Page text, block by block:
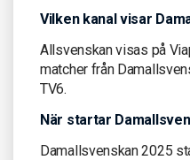
Vilken kanal visar
Allsvenskan visas på
matcher från
TV6.
När startar
Damallsvenskan 2025